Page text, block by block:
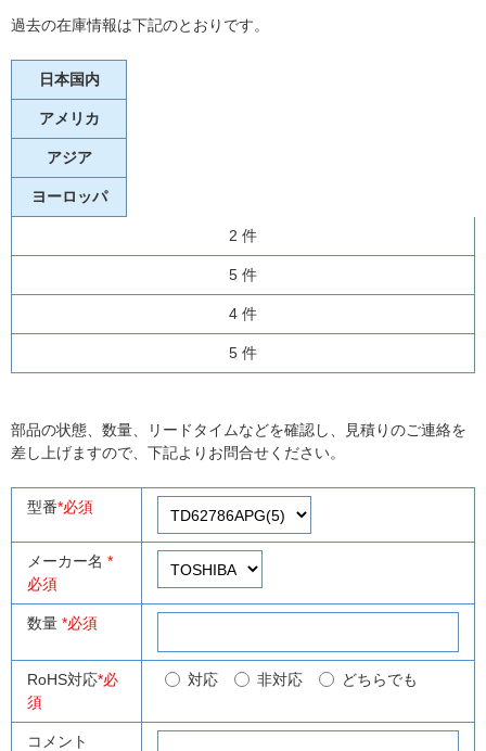
過去の在庫情報は下記のとおりです。
日本国内
アメリカ
アジア
ヨーロッパ
2 件
5 件
4 件
5 件
部品の状態、数量、リードタイムなどを確認し、見積りのご連絡を
差し上げますので、下記よりお問合せください。
型番*必須
メーカー名 *
必須
数量 *必須
RoHS対応*必
須
対応 非対応 どちらでも
コメント